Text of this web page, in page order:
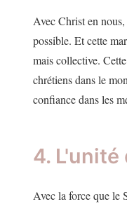
Avec Christ en
possible. Et cette
mais collective.
chrétiens dans le
confiance dans les
4.
Avec la force que le